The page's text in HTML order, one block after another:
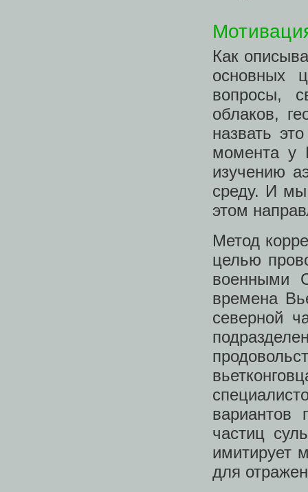
Как
основных
вопросы,
облаков,
назвать
момента у
изучению
среду. И мы
этом
Метод
целью
военными
времена
северной
вариантов
частиц
имитирует
для